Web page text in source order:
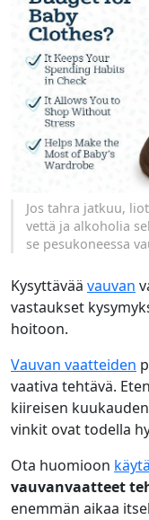
Jos tahra jatkuu,
vettä ja alkoholia
se pesukoneessa
Kysyttävää vauvan
vastaukset
hoitoon.
Vauvan vaatteiden
vaativa tehtävä.
kiireisen
vinkit ovat todella
Ota huomioon
vauvanvaatteet
enemmän aikaa